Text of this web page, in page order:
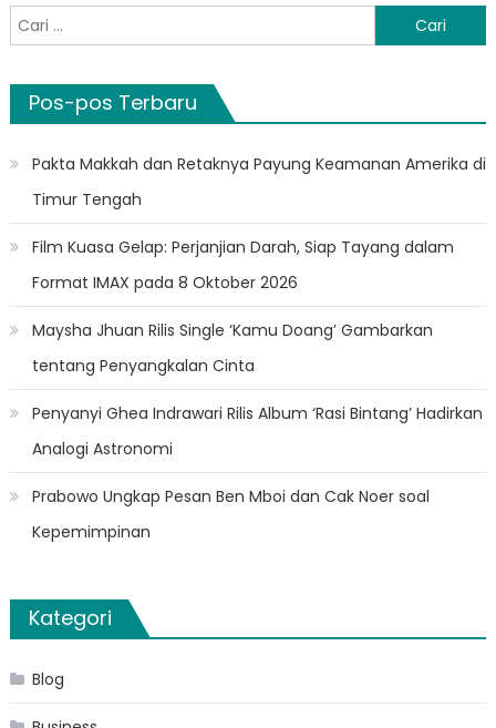
Cari
untuk:
Pos-pos Terbaru
Pakta Makkah dan Retaknya Payung Keamanan Amerika di
Timur Tengah
Film Kuasa Gelap: Perjanjian Darah, Siap Tayang dalam
Format IMAX pada 8 Oktober 2026
Maysha Jhuan Rilis Single ‘Kamu Doang’ Gambarkan
tentang Penyangkalan Cinta
Penyanyi Ghea Indrawari Rilis Album ‘Rasi Bintang’ Hadirkan
Analogi Astronomi
Prabowo Ungkap Pesan Ben Mboi dan Cak Noer soal
Kepemimpinan
Kategori
Blog